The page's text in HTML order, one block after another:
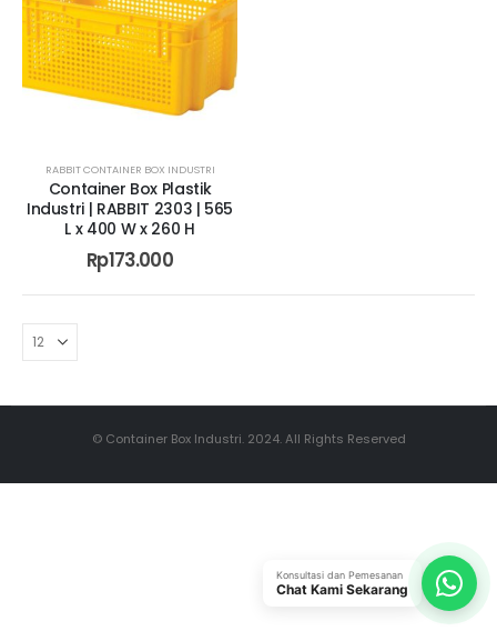
RABBIT CONTAINER BOX INDUSTRI
Container Box Plastik
Industri | RABBIT 2303 | 565
L x 400 W x 260 H
Rp173.000
© Container Box Industri. 2024. All Rights Reserved
Konsultasi dan Pemesanan
Chat Kami Sekarang